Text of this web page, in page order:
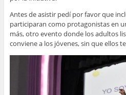
Antes de asistir pedí por favor que
participaran como protagonistas en
más, otro evento donde los adultos
conviene a los jóvenes, sin que ellos